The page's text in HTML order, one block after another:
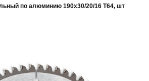
по алюминию 190х30/20/16 Т64, шт